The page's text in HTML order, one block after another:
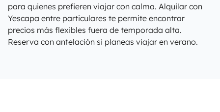
para quienes prefieren viajar con calma. Alquilar con
Yescapa entre particulares te permite encontrar
precios más flexibles fuera de temporada alta.
Reserva con antelación si planeas viajar en verano.